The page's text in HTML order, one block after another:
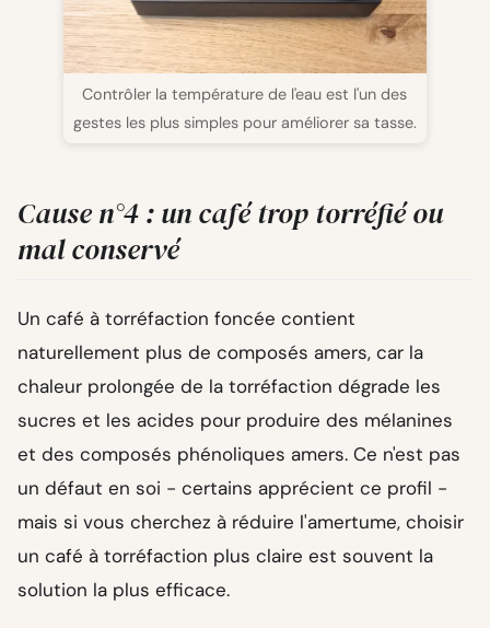
Contrôler la température de l'eau est l'un des
gestes les plus simples pour améliorer sa tasse.
Cause n°4 : un café trop torréfié ou
mal conservé
Un café à torréfaction foncée contient
naturellement plus de composés amers, car la
chaleur prolongée de la torréfaction dégrade les
sucres et les acides pour produire des mélanines
et des composés phénoliques amers. Ce n'est pas
un défaut en soi - certains apprécient ce profil -
mais si vous cherchez à réduire l'amertume, choisir
un café à torréfaction plus claire est souvent la
solution la plus efficace.